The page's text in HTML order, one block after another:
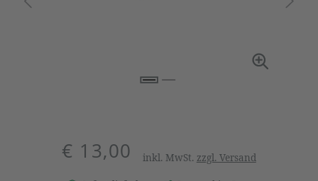
€ 13,00 inkl. MwSt. zzgl. Versand